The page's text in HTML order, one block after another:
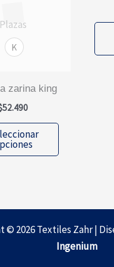
Plazas
K
zarina king
52.490
Este
tiene
Las
opciones
se
© 2026 Textiles Zahr |
Ingenium